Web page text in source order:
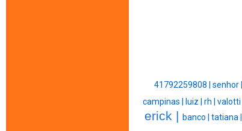
41792259808 | senhor |
campinas | luiz | rh | valotti |
erick | banco | tatiana |